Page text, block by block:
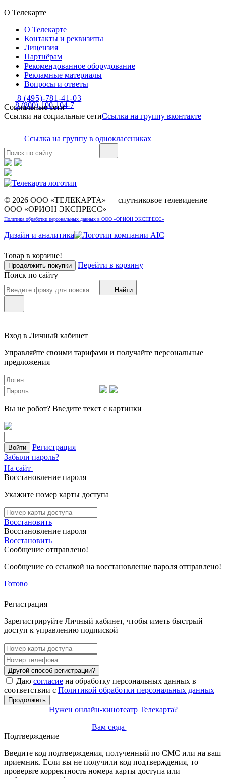
О Телекарте
О Телекарте
Контакты и реквизиты
Лицензия
Партнёрам
Рекомендованное оборудование
Рекламные материалы
Вопросы и ответы
8 (800)-100-104-7
8 (495)-781-41-03
Социальные сети
Ссылки на социальные сетиСсылка на группу вконтакте
Ссылка на группу в одноклассниках
© 2026 ООО «ТЕЛЕКАРТА» — спутниковое телевидение
ООО «ОРИОН ЭКСПРЕСС»
Политика обработки персональных данных в ООО «ОРИОН ЭКСПРЕСС»
Дизайн и аналитика
Товар в корзине!
Продолжить покупки
Перейти в корзину
Поиск по сайту
Найти
Вход в Личный кабинет
Управляйте своими тарифами и получайте персональные
предложения
Вы не робот? Введите текст с картинки
Войти
Регистрация
Забыли пароль?
На сайт
Восстановление пароля
Укажите номер карты доступа
Восстановить
Восстановление пароля
Восстановить
Сообщение отправлено!
Сообщение со ссылкой на восстановление пароля отправлено!
Готово
Регистрация
Зарегистрируйте Личный кабинет, чтобы иметь быстрый
доступ к управлению подпиской
Другой способ регистрации?
Даю согласие на обработку персональных данных в
соответствии с Политикой обработки персональных данных
Продолжить
Нужен онлайн-кинотеатр Телекарта?
Вам сюда
Подтверждение
Введите код подтверждения, полученный по СМС или на ваш
приемник. Если вы не получили код подтверждения, то
проверьте корректность номера карты доступа или